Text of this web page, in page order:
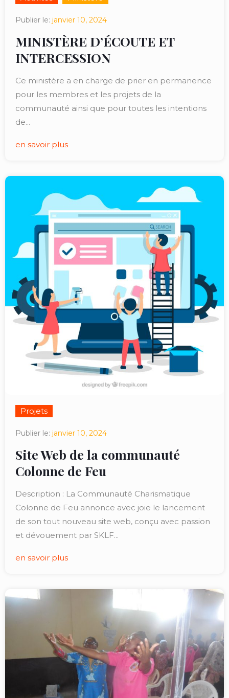
Publier le: janvier 10, 2024
MINISTÈRE D’ÉCOUTE ET
INTERCESSION
Ce ministère a en charge de prier en permanence
pour les membres et les projets de la
communauté ainsi que pour toutes les intentions
de...
en savoir plus
Projets
Publier le: janvier 10, 2024
Site Web de la communauté
Colonne de Feu
Description : La Communauté Charismatique
Colonne de Feu annonce avec joie le lancement
de son tout nouveau site web, conçu avec passion
et dévouement par SKLF...
en savoir plus